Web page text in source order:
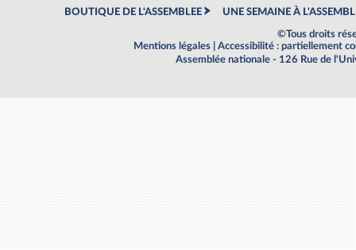
BOUTIQUE DE L'ASSEMBLEE UNE SEMAINE À
©Tous droits
Mentions légales
Accessibilité : partiellement
Assemblée nationale - 126 Rue de